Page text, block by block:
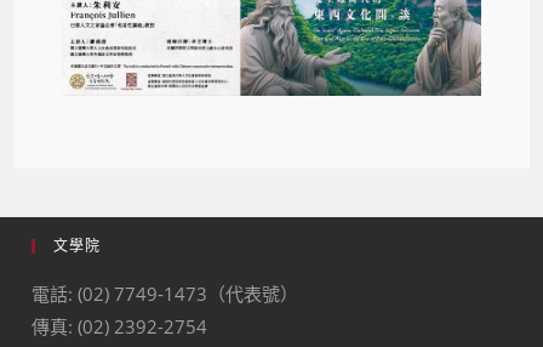
文學院
電話: (02) 7749-1473（代表號）
傳真: (02) 2392-2754